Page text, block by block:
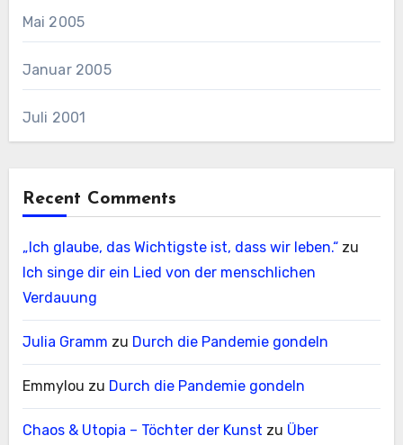
Mai 2005
Januar 2005
Juli 2001
Recent Comments
„Ich glaube, das Wichtigste ist, dass wir leben.“zu
Ich singe dir ein Lied von der menschlichen
Verdauung
Julia Gramm zu Durch die Pandemie gondeln
Emmylou zu Durch die Pandemie gondeln
Chaos & Utopia – Töchter der Kunst zu Über